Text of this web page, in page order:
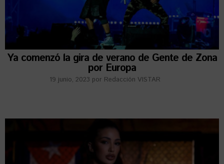
Ya comenzó la gira de verano de Gente de Zona
por Europa
19 junio, 2023 por Redacción VISTAR